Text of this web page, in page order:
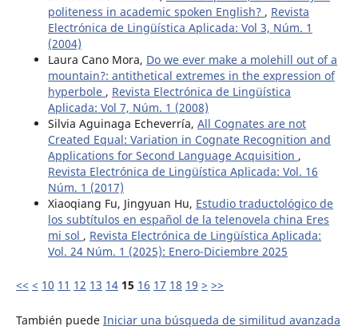
politeness in academic spoken English? , Revista
Electrónica de Lingüística Aplicada: Vol 3, Núm. 1
(2004)
Laura Cano Mora, Do we ever make a molehill out of a
mountain?: antithetical extremes in the expression of
hyperbole , Revista Electrónica de Lingüística
Aplicada: Vol 7, Núm. 1 (2008)
Silvia Aguinaga Echeverría, All Cognates are not
Created Equal: Variation in Cognate Recognition and
Applications for Second Language Acquisition ,
Revista Electrónica de Lingüística Aplicada: Vol. 16
Núm. 1 (2017)
Xiaoqiang Fu, Jingyuan Hu, Estudio traductológico de
los subtítulos en español de la telenovela china Eres
mi sol , Revista Electrónica de Lingüística Aplicada:
Vol. 24 Núm. 1 (2025): Enero-Diciembre 2025
<< < 10 11 12 13 14 15 16 17 18 19 > >>
También puede Iniciar una búsqueda de similitud avanzada